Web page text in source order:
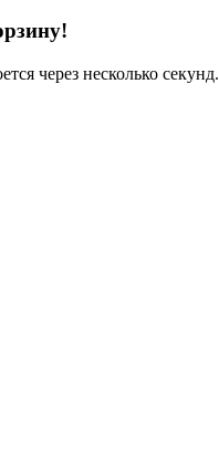
через несколько секунд.